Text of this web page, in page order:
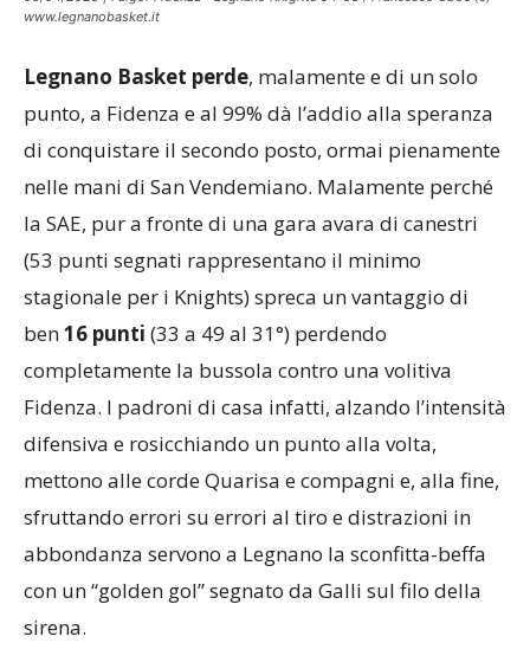
www.legnanobasket.it
Legnano Basket perde, malamente e di un solo
punto, a Fidenza e al 99% dà l’addio alla speranza
di conquistare il secondo posto, ormai pienamente
nelle mani di San Vendemiano. Malamente perché
la SAE, pur a fronte di una gara avara di canestri
(53 punti segnati rappresentano il minimo
stagionale per i Knights) spreca un vantaggio di
ben16 punti (33 a 49 al 31°) perdendo
completamente la bussola contro una volitiva
Fidenza. I padroni di casa infatti, alzando l’intensità
difensiva e rosicchiando un punto alla volta,
mettono alle corde Quarisa e compagni e, alla fine,
sfruttando errori su errori al tiro e distrazioni in
abbondanza servono a Legnano la sconfitta-beffa
con un “golden gol” segnato da Galli sul filo della
sirena.